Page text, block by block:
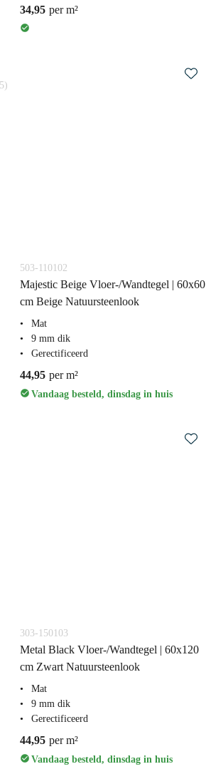
34,95 per m²
503-110102
Majestic Beige Vloer-/Wandtegel | 60x60
cm Beige Natuursteenlook
Mat
9 mm dik
Gerectificeerd
44,95 per m²
Vandaag besteld, dinsdag in huis
303-150103
Metal Black Vloer-/Wandtegel | 60x120
cm Zwart Natuursteenlook
Mat
9 mm dik
Gerectificeerd
44,95 per m²
Vandaag besteld, dinsdag in huis